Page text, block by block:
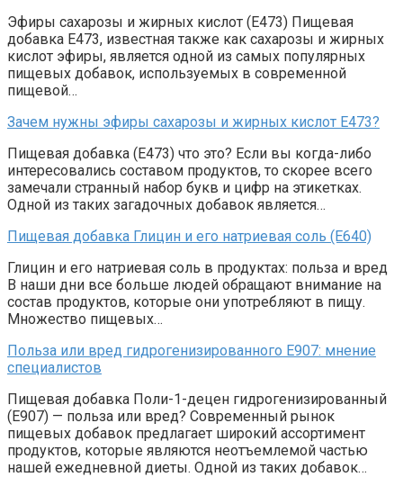
Эфиры сахарозы и жирных кислот (Е473) Пищевая
добавка Е473, известная также как сахарозы и жирных
кислот эфиры, является одной из самых популярных
пищевых добавок, используемых в современной
пищевой…
Зачем нужны эфиры сахарозы и жирных кислот Е473?
Пищевая добавка (Е473) что это? Если вы когда-либо
интересовались составом продуктов, то скорее всего
замечали странный набор букв и цифр на этикетках.
Одной из таких загадочных добавок является…
Пищевая добавка Глицин и его натриевая соль (Е640)
Глицин и его натриевая соль в продуктах: польза и вред
В наши дни все больше людей обращают внимание на
состав продуктов, которые они употребляют в пищу.
Множество пищевых…
Польза или вред гидрогенизированного Е907: мнение
специалистов
Пищевая добавка Поли-1-децен гидрогенизированный
(Е907) — польза или вред? Современный рынок
пищевых добавок предлагает широкий ассортимент
продуктов, которые являются неотъемлемой частью
нашей ежедневной диеты. Одной из таких добавок…